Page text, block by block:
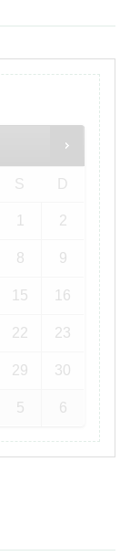
S D
1 2
8 9
15 16
22 23
29 30
5 6